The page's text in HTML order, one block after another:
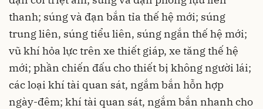
thanh; súng và đạn bắn tỉa thế hệ mới; súng
trung liên, súng tiểu liên, súng ngắn thế hệ mới;
vũ khí hỏa lực trên xe thiết giáp, xe tăng thế hệ
mới; phần chiến đấu cho thiết bị không người lái;
các loại khí tài quan sát, ngắm bắn hỗn hợp
ngày-đêm; khí tài quan sát, ngắm bắn nhanh cho